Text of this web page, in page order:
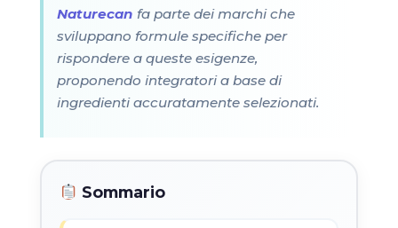
Naturecan fa parte dei marchi che
sviluppano formule specifiche per
rispondere a queste esigenze,
proponendo integratori a base di
ingredienti accuratamente selezionati.
Sommario